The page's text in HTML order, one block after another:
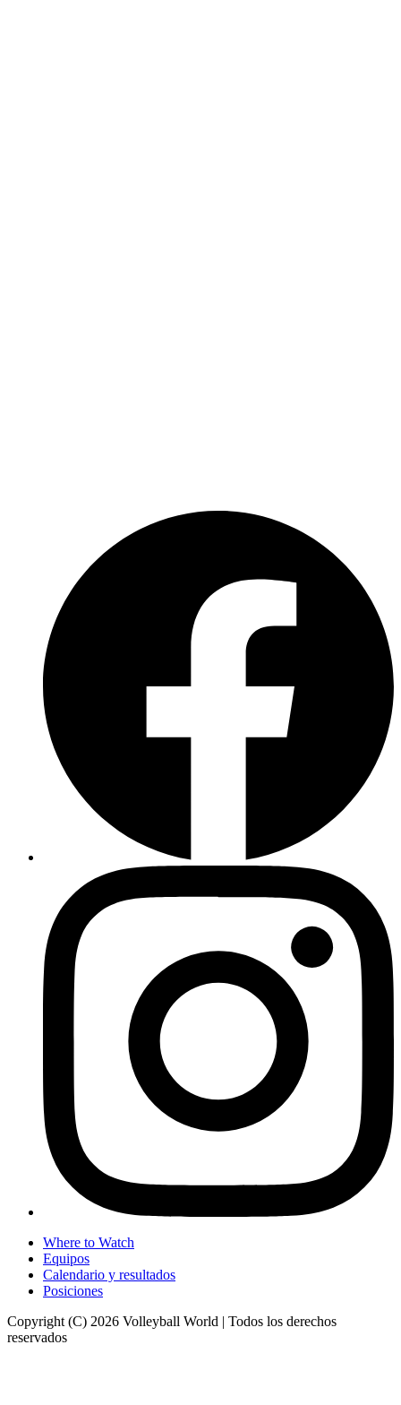
Where to Watch
Equipos
Calendario y resultados
Posiciones
Copyright (C) 2026 Volleyball World | Todos los derechos
reservados